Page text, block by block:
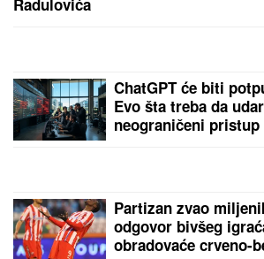
VODITELJKA RTS-A UŽIVA NA JAHTI